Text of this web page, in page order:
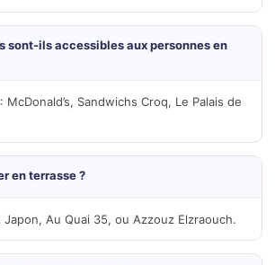
sont-ils accessibles aux personnes en
Sandwichs Croq, Le Palais de
en terrasse ?
Au Quai 35, ou Azzouz Elzraouch.